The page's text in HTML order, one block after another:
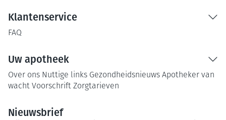
Klantenservice
FAQ
Uw apotheek
Over ons Nuttige links Gezondheidsnieuws Apotheker van
wacht Voorschrift Zorgtarieven
Nieuwsbrief